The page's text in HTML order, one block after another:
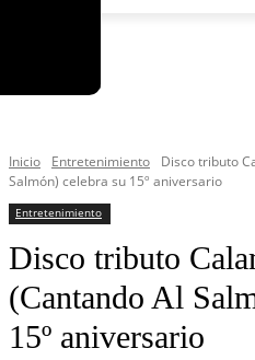
Inicio Entretenimiento
Disco tributo
Salmón) celebra su 15º aniversario
Entretenimiento
Disco tributo
(Cantando Al
15º aniversario